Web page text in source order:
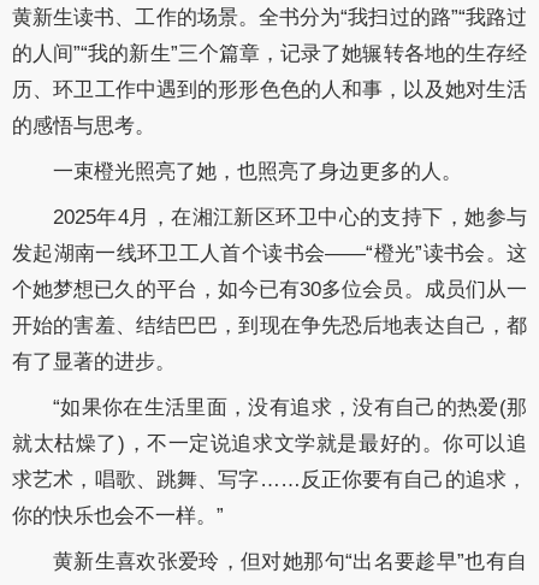
黄新生读书、工作的场景。全书分为“我扫过的路”“我路过
的人间”“我的新生”三个篇章，记录了她辗转各地的生存经
历、环卫工作中遇到的形形色色的人和事，以及她对生活
的感悟与思考。
一束橙光照亮了她，也照亮了身边更多的人。
2025年4月，在湘江新区环卫中心的支持下，她参与
发起湖南一线环卫工人首个读书会——“橙光”读书会。这
个她梦想已久的平台，如今已有30多位会员。成员们从一
开始的害羞、结结巴巴，到现在争先恐后地表达自己，都
有了显著的进步。
“如果你在生活里面，没有追求，没有自己的热爱(那
就太枯燥了)，不一定说追求文学就是最好的。你可以追
求艺术，唱歌、跳舞、写字……反正你要有自己的追求，
你的快乐也会不一样。”
黄新生喜欢张爱玲，但对她那句“出名要趁早”也有自